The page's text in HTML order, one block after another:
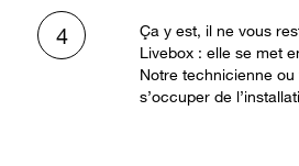
4
Ça y est, il ne vous
Livebox : elle se met
Notre technicienne
s’occuper de